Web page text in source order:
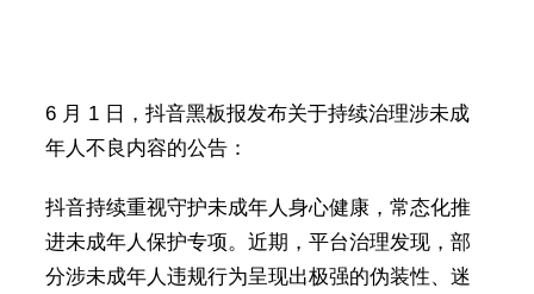
6 月 1 日，抖音黑板报发布关于持续治理涉未成
年人不良内容的公告：
抖音持续重视守护未成年人身心健康，常态化推
进未成年人保护专项。近期，平台治理发现，部
分涉未成年人违规行为呈现出极强的伪装性、迷